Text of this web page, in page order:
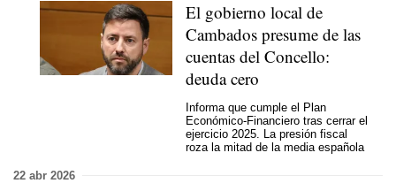
El gobierno local de
Cambados presume de las
cuentas del Concello:
deuda cero
Informa que cumple el Plan
Económico-Financiero tras cerrar el
ejercicio 2025. La presión fiscal
roza la mitad de la media española
22 abr 2026